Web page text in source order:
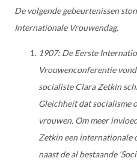
De volgende gebeurtenissen
Internationale Vrouwendag.
1907: De Eerste
Vrouwenconferentie
socialiste Clara Zetkin
Gleichheit dat socialisme
vrouwen. Om meer
Zetkin een internationale
naast de al bestaande